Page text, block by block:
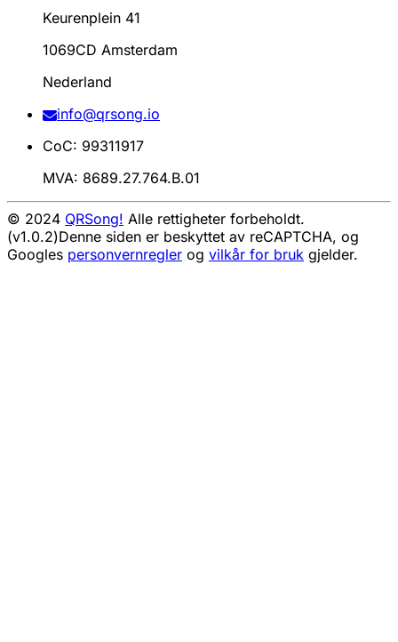
Keurenplein 41
1069CD Amsterdam
Nederland
info@qrsong.io
CoC: 99311917
MVA: 8689.27.764.B.01
© 2024 QRSong! Alle rettigheter forbeholdt.
(v1.0.2)Denne siden er beskyttet av reCAPTCHA, og
Googles personvernregler og vilkår for bruk gjelder.